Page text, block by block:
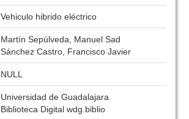
Vehiculo hibrido eléctrico
Martín Sepúlveda, Manuel Sad
Sánchez Castro, Francisco Javier
NULL
Universidad de Guadalajara
Biblioteca Digital wdg.biblio